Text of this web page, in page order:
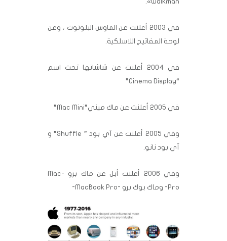
في 2003 أعلنت عن الماوس البلوتوث ، وعن
لوحة المفاتيح اللاسلكية.
في 2004 أعلنت عن شاشاتها تحت اسم
“Cinema Display”
في 2005 أعلنت عن ماك ميني”Mac Mini”
وفي 2005 أعلنت عن آي بود ” Shuffle” و
آي بود نانو.
وفي 2006 أعلنت أبل عن ماك برو -Mac
Pro- وماك بوك برو -MacBook Pro-